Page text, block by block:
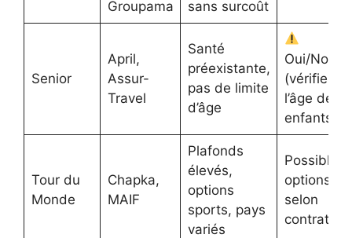
Groupama
sans surcoût
Senior
April,
Assur-
Travel
Santé
préexistante,
pas de limite
d’âge
Oui/Non
(vérifie
l’âge des
enfants)
Tour du
Monde
Chapka,
MAIF
Plafonds
élevés,
options
sports, pays
variés
Possible,
options
selon
contrat